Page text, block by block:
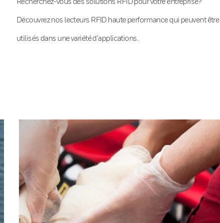
Découvrez nos lecteurs RFID haute performance qui peuvent être
utilisés dans une variété d’applications.